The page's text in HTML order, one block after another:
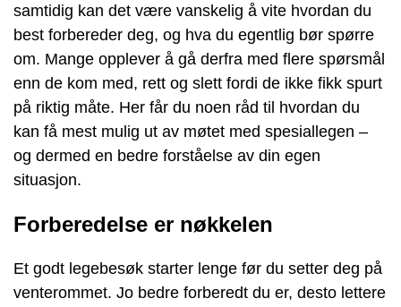
samtidig kan det være vanskelig å vite hvordan du
best forbereder deg, og hva du egentlig bør spørre
om. Mange opplever å gå derfra med flere spørsmål
enn de kom med, rett og slett fordi de ikke fikk spurt
på riktig måte. Her får du noen råd til hvordan du
kan få mest mulig ut av møtet med spesiallegen –
og dermed en bedre forståelse av din egen
situasjon.
Forberedelse er nøkkelen
Et godt legebesøk starter lenge før du setter deg på
venterommet. Jo bedre forberedt du er, desto lettere